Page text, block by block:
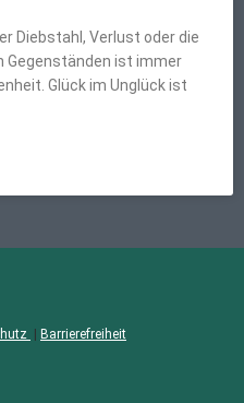
Diebstahl, Verlust oder die
Gegenständen ist immer
Glück im Unglück ist
Barrierefreiheit